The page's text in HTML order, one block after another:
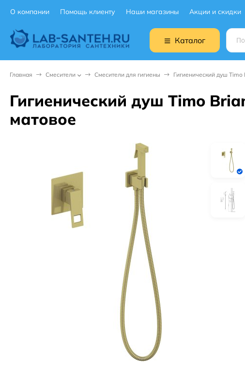
О компании Помощь клиенту Наши магазины Акции и скидки
Каталог
Главная Смесители Смесители для гигиены Гигиенический душ Timo
Гигиенический душ Timo
матовое